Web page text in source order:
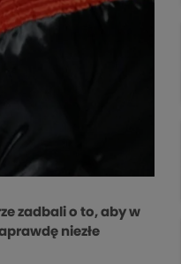
zadbali o to, aby w
niezłe